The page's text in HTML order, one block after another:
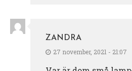
ZANDRA
27 november, 2021 - 21:07